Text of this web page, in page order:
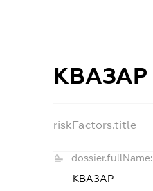
КВАЗАР
riskFactors.title
dossier.fullName:
КВАЗАР